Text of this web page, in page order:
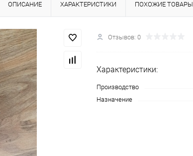
ОПИСАНИЕ ХАРАКТЕРИСТИКИ ПОХОЖИЕ ТОВАРЫ
Отзывов: 0
Характеристики:
Производство
Назначение